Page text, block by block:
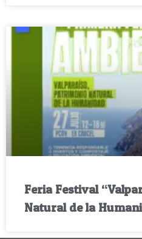
Feria Festival
Natural de la